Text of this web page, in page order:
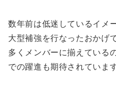
数年前は低迷しているイメ
大型補強を行なったおかげ
多くメンバーに揃えている
での躍進も期待されています